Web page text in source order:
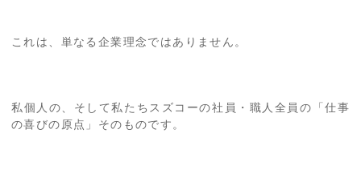
これは、単なる企業理念ではありません。
私個人の、そして私たちスズコーの社員・職人全員の「仕事
の喜びの原点」そのものです。